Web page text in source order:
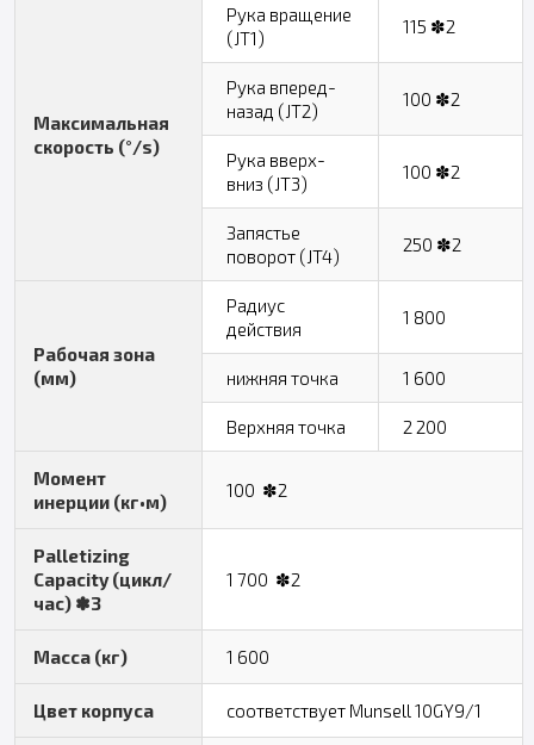
Максимальная
скорость (°/s)
Рука вращение
(JT1)
115 ✽2
Рука вперед-
назад (JT2)
100 ✽2
Рука вверх-
вниз (JT3)
100 ✽2
Запястье
поворот (JT4)
250 ✽2
Рабочая зона
(мм)
Радиус
действия
1 800
нижняя точка 1 600
Верхняя точка 2 200
Момент
инерции (кг•м)
100 ✽2
Palletizing
Capacity (цикл/
час) ✽3
1 700 ✽2
Масса (кг) 1 600
Цвет корпуса соответствует Munsell 10GY9/1